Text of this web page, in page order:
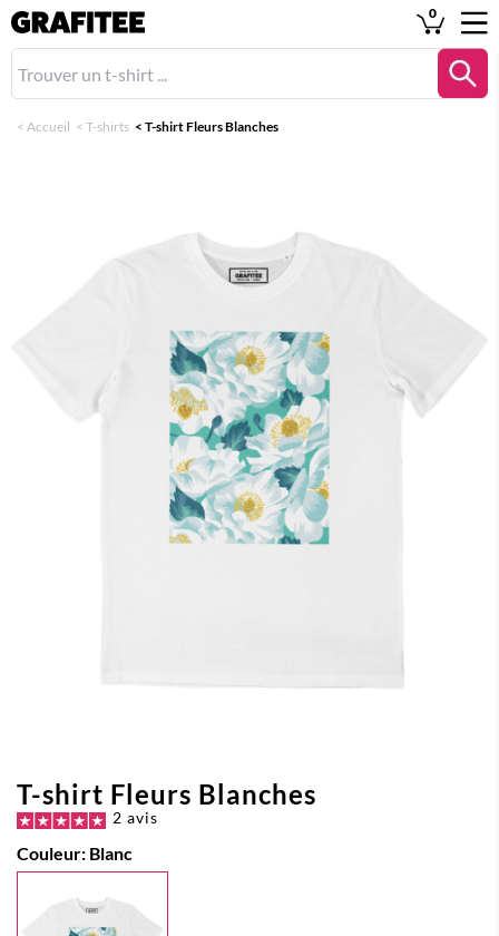
0
< Accueil < T-shirts < T-shirt Fleurs Blanches
T-shirt Fleurs Blanches
2 avis
Couleur: Blanc